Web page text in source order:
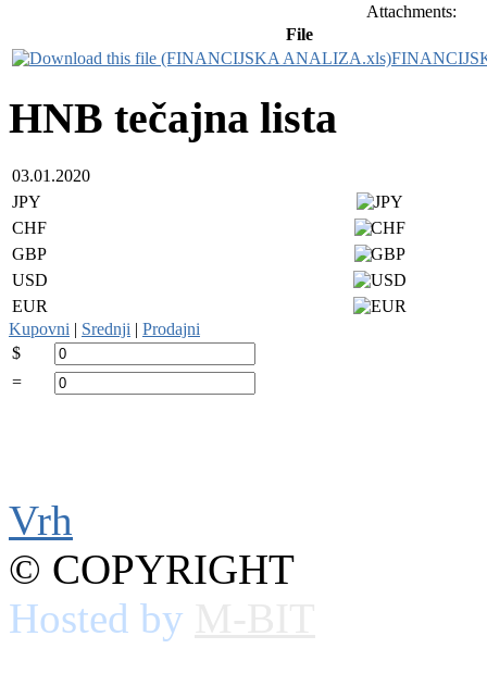
Attachments:
File
HNB tečajna lista
03.01.2020
JPY
CHF
GBP
USD
EUR
Kupovni | Srednji | Prodajni
$
=
Vrh
© COPYRIGHT
Hosted by